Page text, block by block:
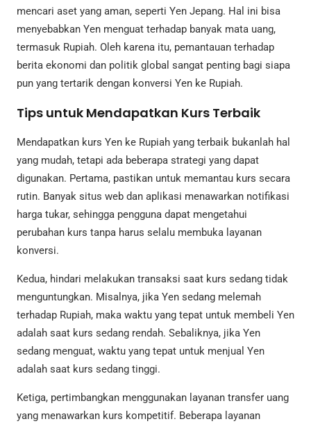
mencari aset yang aman, seperti Yen Jepang. Hal ini bisa
menyebabkan Yen menguat terhadap banyak mata uang,
termasuk Rupiah. Oleh karena itu, pemantauan terhadap
berita ekonomi dan politik global sangat penting bagi siapa
pun yang tertarik dengan konversi Yen ke Rupiah.
Tips untuk Mendapatkan Kurs Terbaik
Mendapatkan kurs Yen ke Rupiah yang terbaik bukanlah hal
yang mudah, tetapi ada beberapa strategi yang dapat
digunakan. Pertama, pastikan untuk memantau kurs secara
rutin. Banyak situs web dan aplikasi menawarkan notifikasi
harga tukar, sehingga pengguna dapat mengetahui
perubahan kurs tanpa harus selalu membuka layanan
konversi.
Kedua, hindari melakukan transaksi saat kurs sedang tidak
menguntungkan. Misalnya, jika Yen sedang melemah
terhadap Rupiah, maka waktu yang tepat untuk membeli Yen
adalah saat kurs sedang rendah. Sebaliknya, jika Yen
sedang menguat, waktu yang tepat untuk menjual Yen
adalah saat kurs sedang tinggi.
Ketiga, pertimbangkan menggunakan layanan transfer uang
yang menawarkan kurs kompetitif. Beberapa layanan